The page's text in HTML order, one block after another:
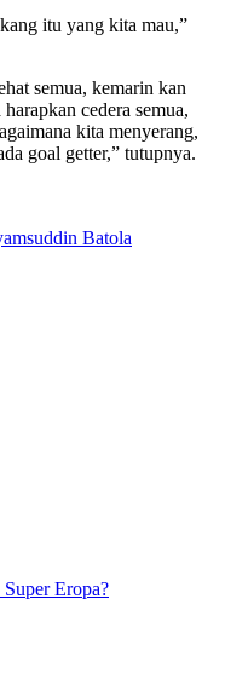
itu yang kita mau,”
semua, kemarin kan
cedera semua,
kita menyerang,
goal getter,” tutupnya.
Batola
Eropa?